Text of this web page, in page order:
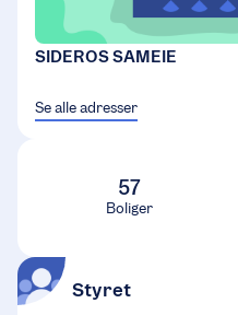
SIDEROS SAMEIE
Se alle adresser
57
Boliger
Styret